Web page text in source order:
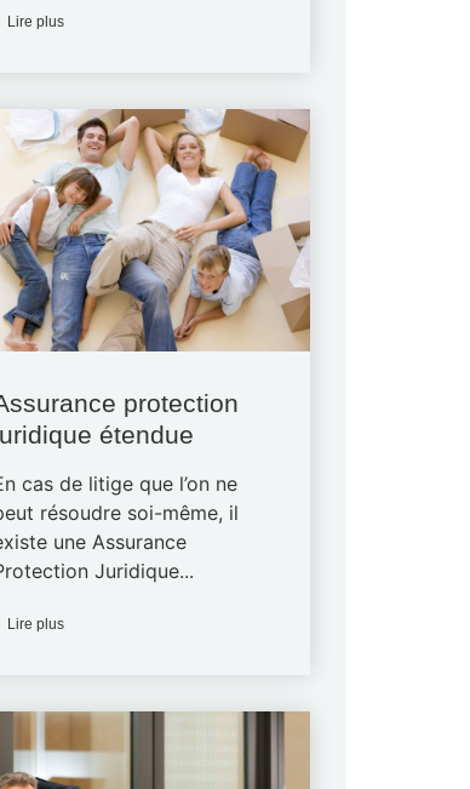
Lire plus
protection
étendue
cas de litige que l’on ne
résoudre soi-même, il
une Assurance
Juridique...
Lire plus